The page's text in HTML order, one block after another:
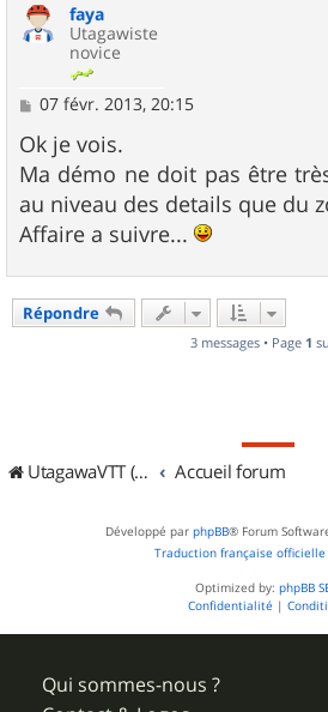
faya
Utagawiste
novice
M
s
s
a
g
e
07 févr. 2013, 20:15
Ok je vois.
Ma démo ne doit pas être
au niveau des details que du
Affaire a suivre...
Répondre
3 messages • Page 1
UtagawaVTT (Randos VTT et VTTAE avec traces GPS) Accueil forum
Développé par phpBB® Forum
Traduction française officielle
Optimized by: phpBB
Confidentialité |
Qui sommes-nous ?